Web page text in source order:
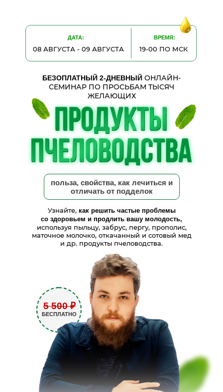
5 500₽
БЕСПЛАТНО
ДАТА: ВРЕМЯ:
08 АВГУСТА - 09 АВГУСТА 19-00 ПО МСК
польза, свойства, как лечиться и
отличать от подделок
БЕЗОПЛАТНЫЙ 2-ДНЕВНЫЙ ОНЛАЙН-
СЕМИНАР ПО ПРОСЬБАМ ТЫСЯЧ
ЖЕЛАЮЩИХ
Узнайте, как решить частые проблемы
со здоровьем и продлить вашу молодость,
используя пыльцу, забрус, пергу, прополис,
маточное молочко, откачанный и сотовый мед
и др. продукты пчеловодства.